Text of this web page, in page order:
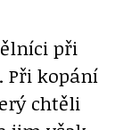
při
Při kopání
chtěli